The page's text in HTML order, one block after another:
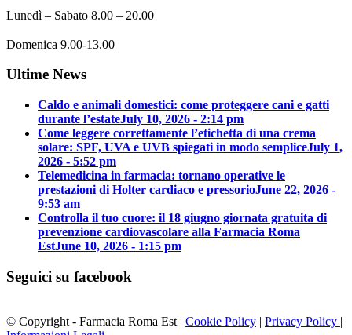
Lunedì – Sabato 8.00 – 20.00
Domenica 9.00-13.00
Ultime News
Caldo e animali domestici: come proteggere cani e gatti
durante l’estateJuly 10, 2026 - 2:14 pm
Come leggere correttamente l’etichetta di una crema
solare: SPF, UVA e UVB spiegati in modo sempliceJuly 1,
2026 - 5:52 pm
Telemedicina in farmacia: tornano operative le
prestazioni di Holter cardiaco e pressorioJune 22, 2026 -
9:53 am
Controlla il tuo cuore: il 18 giugno giornata gratuita di
prevenzione cardiovascolare alla Farmacia Roma
EstJune 10, 2026 - 1:15 pm
Seguici su facebook
© Copyright - Farmacia Roma Est | Cookie Policy | Privacy Policy |